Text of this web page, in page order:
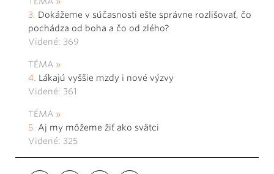
Dokážeme v súčasnosti ešte správne rozlišovať, čo
pochádza od boha a čo od zlého?
Videné: 369
TÉMA
Lákajú vyššie mzdy i nové výzvy
Videné: 361
TÉMA
Aj my môžeme žiť ako svätci
Videné: 325